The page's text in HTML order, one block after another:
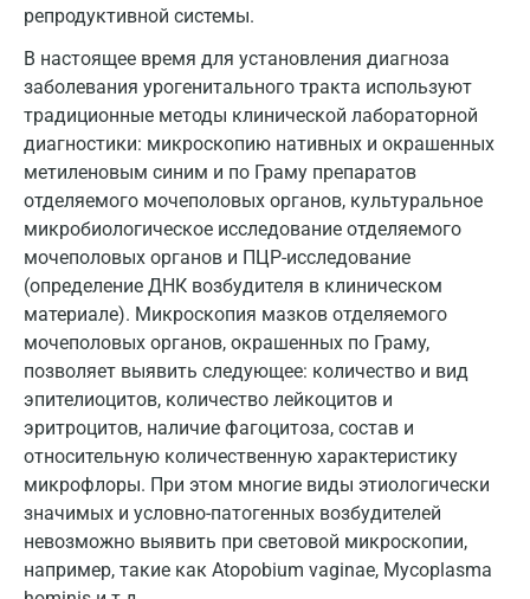
репродуктивной системы.
В настоящее время для установления диагноза
заболевания урогенитального тракта используют
традиционные методы клинической лабораторной
диагностики: микроскопию нативных и окрашенных
метиленовым синим и по Граму препаратов
отделяемого мочеполовых органов, культуральное
микробиологическое исследование отделяемого
мочеполовых органов и ПЦР-исследование
(определение ДНК возбудителя в клиническом
материале). Микроскопия мазков отделяемого
мочеполовых органов, окрашенных по Граму,
позволяет выявить следующее: количество и вид
эпителиоцитов, количество лейкоцитов и
эритроцитов, наличие фагоцитоза, состав и
относительную количественную характеристику
микрофлоры. При этом многие виды этиологически
значимых и условно-патогенных возбудителей
невозможно выявить при световой микроскопии,
например, такие как Atopobium vaginae, Mycoplasma
Новосибирск
Ногинск
Обнинск
Одинцово
Омск
Орел
Оренбург
Орехово-Зуево
Павловский посад
Пенза
Пермь
Петрозаводск
Подольск